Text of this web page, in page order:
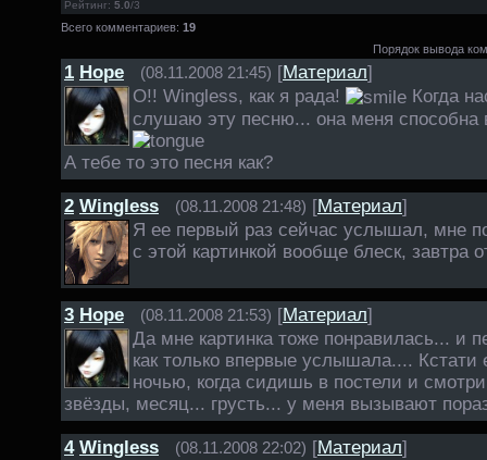
Рейтинг: 5.0/3
Всего комментариев: 19
Порядок вывода
1 Hope (08.11.2008 21:45) [Материал]
О!! Wingless, как я рада!
Когда
слушаю эту песню... она меня способна
А тебе то это песня как?
2 Wingless (08.11.2008 21:48) [Материал]
Я ее первый раз сейчас услышал, мне
с этой картинкой вообще блеск, завтра
3 Hope (08.11.2008 21:53) [Материал]
Да мне картинка тоже понравилась... и
как только впервые услышала....
ночью, когда сидишь в постели и
звёзды, месяц... грусть... у меня вызывают
4 Wingless (08.11.2008 22:02) [Материал]